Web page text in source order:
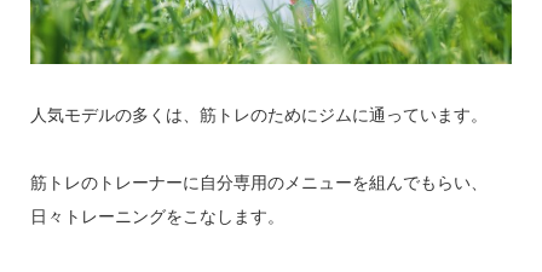
人気モデルの多くは、筋トレのためにジムに通っています。
筋トレのトレーナーに自分専用のメニューを組んでもらい、
日々トレーニングをこなします。